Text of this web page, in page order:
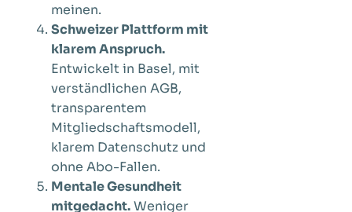
meinen.
Schweizer Plattform mit
klarem Anspruch.
Entwickelt in Basel, mit
verständlichen AGB,
transparentem
Mitgliedschaftsmodell,
klarem Datenschutz und
ohne Abo-Fallen.
Mentale Gesundheit
mitgedacht.Weniger